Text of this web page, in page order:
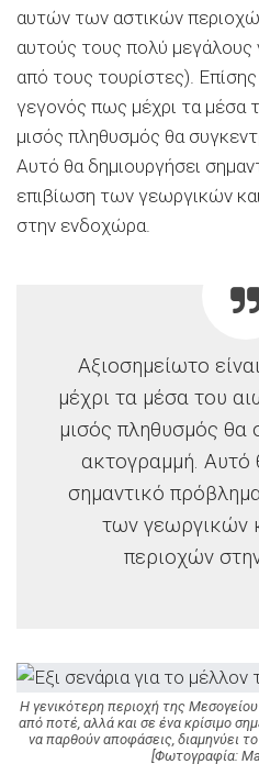
αυτών των αστικών
αυτούς τους πολύ
από τους τουρίστες).
γεγονός πως μέχρι τα μέσα
μισός πληθυσμός θα
Αυτό θα δημιουργήσει
επιβίωση των γεωργικών
στην ενδοχώρα.
Αξιοσημείωτο
μέχρι τα μέσα του
μισός πληθυσμός θα
ακτογραμμή. Αυτό
σημαντικό
των γεωργικών
περιοχών
H γενικότερη περιοχή της
από ποτέ, αλλά και σε ένα κρίσιμο
να παρθούν αποφάσεις, διαμηνύει
[Φωτογραφία: